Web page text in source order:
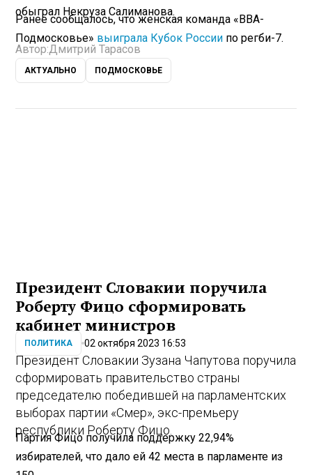
обыграл Некруза Салиманова.
Ранее сообщалось, что женская команда «ВВА-
Подмосковье» выиграла Кубок России по регби-7.
Автор:Дмитрий Тарасов
АКТУАЛЬНО ПОДМОСКОВЬЕ
Президент Словакии поручила
Роберту Фицо сформировать
кабинет министров
ПОЛИТИКА 02 октября 2023 16:53
Президент Словакии Зузана Чапутова поручила
сформировать правительство страны
председателю победившей на парламентских
выборах партии «Смер», экс-премьеру
республики Роберту Фицо.
Партия Фицо получила поддержку 22,94%
избирателей, что дало ей 42 места в парламенте из